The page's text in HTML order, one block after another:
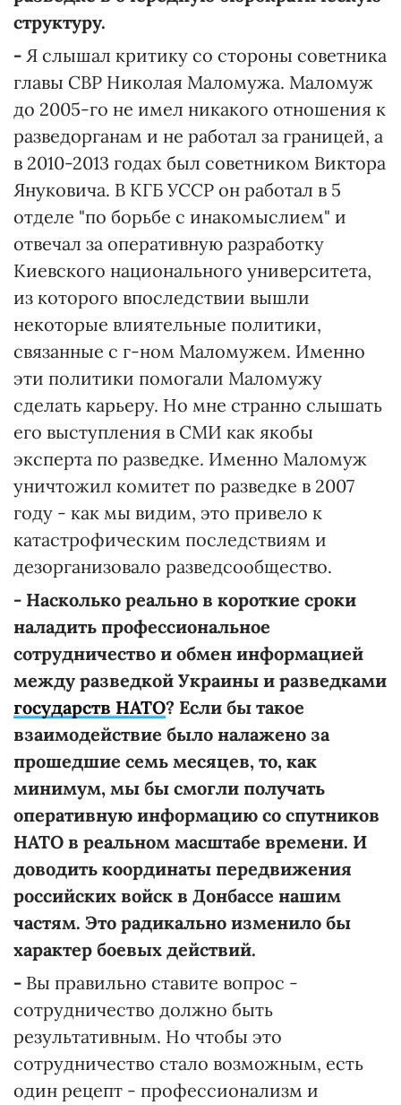
структуру.
- Я слышал критику со стороны советника
главы СВР Николая Маломужа. Маломуж
до 2005-го не имел никакого отношения к
разведорганам и не работал за границей, а
в 2010-2013 годах был советником Виктора
Януковича. В КГБ УССР он работал в 5
отделе "по борьбе с инакомыслием" и
отвечал за оперативную разработку
Киевского национального университета,
из которого впоследствии вышли
некоторые влиятельные политики,
связанные с г-ном Маломужем. Именно
эти политики помогали Маломужу
сделать карьеру. Но мне странно слышать
его выступления в СМИ как якобы
эксперта по разведке. Именно Маломуж
уничтожил комитет по разведке в 2007
году - как мы видим, это привело к
катастрофическим последствиям и
дезорганизовало разведсообщество.
- Насколько реально в короткие сроки
наладить профессиональное
сотрудничество и обмен информацией
между разведкой Украины и разведками
государств НАТО? Если бы такое
взаимодействие было налажено за
прошедшие семь месяцев, то, как
минимум, мы бы смогли получать
оперативную информацию со спутников
НАТО в реальном масштабе времени. И
доводить координаты передвижения
российских войск в Донбассе нашим
частям. Это радикально изменило бы
характер боевых действий.
- Вы правильно ставите вопрос -
сотрудничество должно быть
результативным. Но чтобы это
сотрудничество стало возможным, есть
один рецепт - профессионализм и